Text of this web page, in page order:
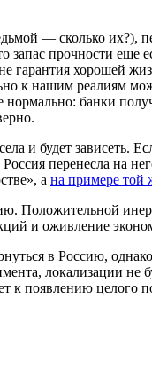
— сколько их?),
прочности
хорошей
к нашим реалиям
нормально: банки
и будет
перенесла на
а на примере той
и оживление
в Россию,
локализации
к появлению